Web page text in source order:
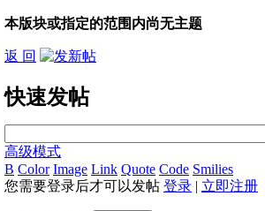
本版块或指定的范围内尚无主题
返 回
快速发帖
高级模式
B Color Image Link Quote Code Smilies
您需要登录后才可以发帖 登录 | 立即注册